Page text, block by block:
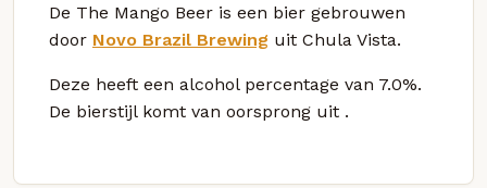
De The Mango Beer is een bier gebrouwen
door Novo Brazil Brewing uit Chula Vista.
Deze heeft een alcohol percentage van 7.0%.
De bierstijl komt van oorsprong uit .